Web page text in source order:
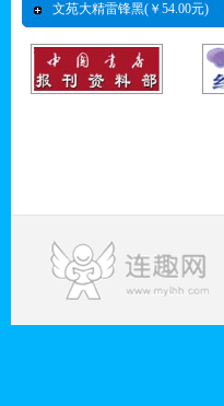
文苑大精雷锋黑(￥54.00元)